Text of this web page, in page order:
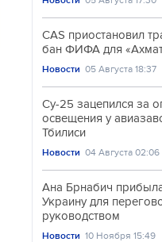
CAS приостановил
бан ФИФА для
Новости 05 Августа 18:37
Су-25 зацепился за
освещения у
Тбилиси
Новости 04 Августа 02:06
Ана Брнабич
Украину для
руководством
Новости 10 Ноября 15:49